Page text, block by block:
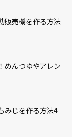
販売機を作る方法
めんつゆやアレン
みじを作る方法4